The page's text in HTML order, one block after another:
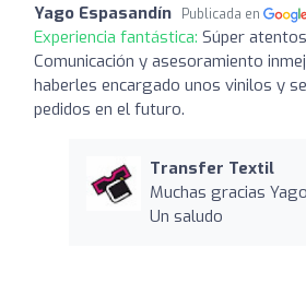
Yago Espasandín Publicada en
Experiencia fantástica: Súper
Comunicación y asesoramiento
haberles encargado unos vinilos y
pedidos en el futuro.
Transfer Textil
Muchas gracias
Un saludo